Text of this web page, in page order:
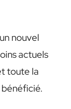
nouvel
actuels
toute la